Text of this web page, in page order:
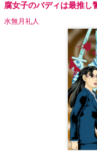
腐女子のバディは最推
水無月礼人